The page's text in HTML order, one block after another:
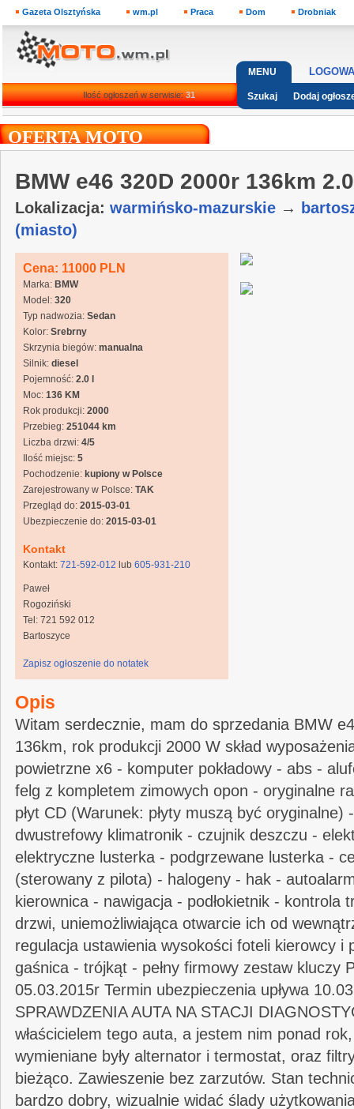
Gazeta Olsztyńska wm.pl Praca Dom Drobniak
Ilość ogłoszeń w serwisie:31
MENU
Szukaj Dodaj
OFERTA MOTO
BMW e46 320D 2000r 136km
Lokalizacja: warmińsko-mazurskie →
(miasto)
Cena: 11000 PLN
Marka: BMW
Model: 320
Typ nadwozia: Sedan
Kolor: Srebrny
Skrzynia biegów: manualna
Silnik: diesel
Pojemność: 2.0 l
Moc: 136 KM
Rok produkcji: 2000
Przebieg: 251044 km
Liczba drzwi: 4/5
Ilość miejsc: 5
Pochodzenie: kupiony w Polsce
Zarejestrowany w Polsce: TAK
Przegląd do: 2015-03-01
Ubezpieczenie do: 2015-03-01
Kontakt
Kontakt: 721-592-012 lub 605-931-210
Paweł
Rogoziński
Tel: 721 592 012
Bartoszyce
Zapisz ogłoszenie do notatek
Opis
Witam serdecznie, mam do sprzedania BMW
136km, rok produkcji 2000 W skład
powietrzne x6 - komputer pokładowy - abs -
felg z kompletem zimowych opon - oryginalne
płyt CD (Warunek: płyty muszą być oryginalne)
dwustrefowy klimatronik - czujnik deszczu -
elektryczne lusterka - podgrzewane lusterka -
(sterowany z pilota) - halogeny - hak -
kierownica - nawigacja - podłokietnik - kontrola
drzwi, uniemożliwiająca otwarcie ich od
regulacja ustawienia wysokości foteli kierowcy i
gaśnica - trójkąt - pełny firmowy zestaw kluczy
05.03.2015r Termin ubezpieczenia upływa
SPRAWDZENIA AUTA NA STACJI
właścicielem tego auta, a jestem nim ponad
wymieniane były alternator i termostat, oraz
bieżąco. Zawieszenie bez zarzutów. Stan
bardzo dobry, wizualnie widać ślady